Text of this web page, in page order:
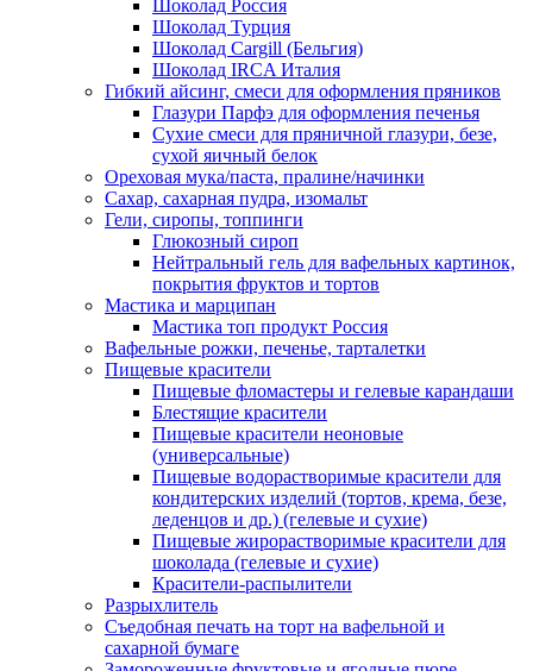
Шоколад Россия
Шоколад Турция
Шоколад Cargill (Бельгия)
Шоколад IRCA Италия
Гибкий айсинг, смеси для оформления пряников
Глазури Парфэ для оформления печенья
Сухие смеси для пряничной глазури, безе,
сухой яичный белок
Ореховая мука/паста, пралине/начинки
Сахар, сахарная пудра, изомальт
Гели, сиропы, топпинги
Глюкозный сироп
Нейтральный гель для вафельных картинок,
покрытия фруктов и тортов
Мастика и марципан
Мастика топ продукт Россия
Вафельные рожки, печенье, тарталетки
Пищевые красители
Пищевые фломастеры и гелевые карандаши
Блестящие красители
Пищевые красители неоновые
(универсальные)
Пищевые водорастворимые красители для
кондитерских изделий (тортов, крема, безе,
леденцов и др.) (гелевые и сухие)
Пищевые жирорастворимые красители для
шоколада (гелевые и сухие)
Красители-распылители
Разрыхлитель
Съедобная печать на торт на вафельной и
сахарной бумаге